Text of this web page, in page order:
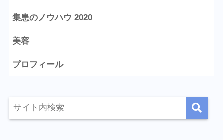
集患のノウハウ 2020
美容
プロフィール